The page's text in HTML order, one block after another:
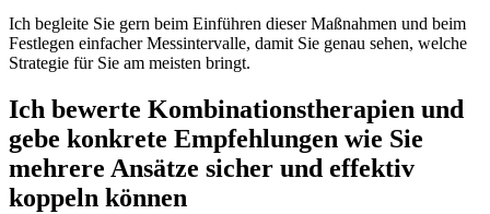
Ich begleite Sie gern beim Einführen dieser​ Maßnahmen und⁢ beim
Festlegen einfacher⁤ Messintervalle, damit Sie‌ genau sehen, ⁤welche
Strategie für ​Sie am⁣ meisten bringt.
Ich bewerte Kombinationstherapien und
gebe‌ konkrete ⁣Empfehlungen wie Sie
mehrere Ansätze sicher und effektiv⁣
koppeln können